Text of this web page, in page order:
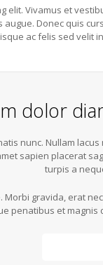
elit. Vivamus et
Donec quis
ac felis sed velit
dolor
nunc. Nullam
sapien placerat
turpis a
gravida, erat
penatibus et